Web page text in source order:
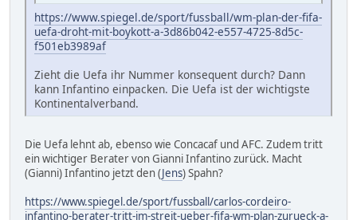
https://www.spiegel.de/sport/fussball/wm-plan-der-fifa-
uefa-droht-mit-boykott-a-3d86b042-e557-4725-8d5c-
f501eb3989af
Zieht die Uefa ihr Nummer konsequent durch? Dann
kann Infantino einpacken. Die Uefa ist der wichtigste
Kontinentalverband.
Die Uefa lehnt ab, ebenso wie Concacaf und AFC. Zudem tritt
ein wichtiger Berater von Gianni Infantino zurück. Macht
(Gianni) Infantino jetzt den (Jens) Spahn?
https://www.spiegel.de/sport/fussball/carlos-cordeiro-
infantino-berater-tritt-im-streit-ueber-fifa-wm-plan-zurueck-a-